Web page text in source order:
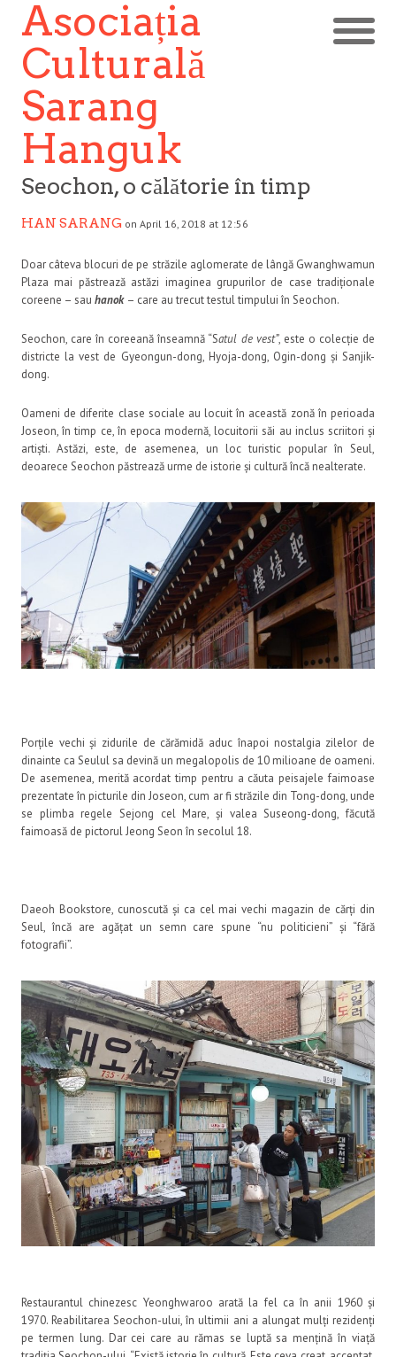
Asociația
Culturală
Sarang
Hanguk
Seochon, o călătorie în timp
HAN SARANG on April 16, 2018 at 12:56
Doar câteva blocuri de pe străzile aglomerate de lângă Gwanghwamun
Plaza mai păstrează astăzi imaginea grupurilor de case tradiționale
coreene – sau hanok – care au trecut testul timpului în Seochon.
Seochon, care în coreeană înseamnă “Satul de vest”, este o colecție de
districte la vest de Gyeongun-dong, Hyoja-dong, Ogin-dong și Sanjik-
dong.
Oameni de diferite clase sociale au locuit în această zonă în perioada
Joseon, în timp ce, în epoca modernă, locuitorii săi au inclus scriitori și
artiști. Astăzi, este, de asemenea, un loc turistic popular în Seul,
deoarece Seochon păstrează urme de istorie și cultură încă nealterate.
Porțile vechi și zidurile de cărămidă aduc înapoi nostalgia zilelor de
dinainte ca Seulul sa devină un megalopolis de 10 milioane de oameni.
De asemenea, merită acordat timp pentru a căuta peisajele faimoase
prezentate în picturile din Joseon, cum ar fi străzile din Tong-dong, unde
se plimba regele Sejong cel Mare, și valea Suseong-dong, făcută
faimoasă de pictorul Jeong Seon în secolul 18.
Daeoh Bookstore, cunoscută și ca cel mai vechi magazin de cărți din
Seul, încă are agățat un semn care spune “nu politicieni” și “fără
fotografii”.
Restaurantul chinezesc Yeonghwaroo arată la fel ca în anii 1960 și
1970. Reabilitarea Seochon-ului, în ultimii ani a alungat mulți rezidenți
pe termen lung. Dar cei care au rămas se luptă sa mențină în viață